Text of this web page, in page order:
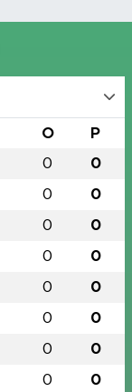
O P
0 0
0 0
0 0
0 0
0 0
0 0
0 0
0 0